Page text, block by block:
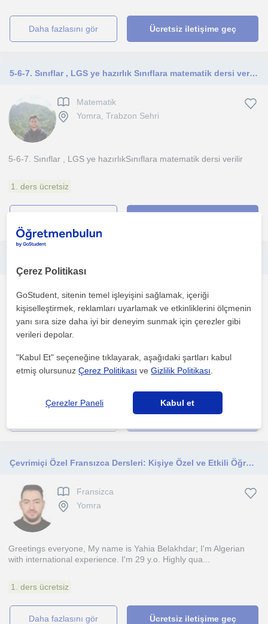
daha fazlasını gör Ücretsiz iletişime geç
5-6-7. Sınıflar , LGS ye hazırlık Sınıflara matematik dersi verilir
Matematik
Yomra, Trabzon Sehri
5-6-7. Sınıflar , LGS ye hazırlıkSınıflara matematik dersi verilir
1. ders ücretsiz
Ingilizce
Yomra
kademelerde öğrencilere eğitim verdim ve sınavla...
Çevrimiçi Özel Fransızca Dersleri: Kişiye Özel ve Etkili Öğrenme Deneyimi!
Fransizca
Yomra
Greetings everyone, My name is Yahia Belakhdar; I'm Algerian
with international experience. I'm 29 y.o. Highly qua...
1. ders ücretsiz
daha fazlasını gör Ücretsiz iletişime geç
Çerez Politikası
GoStudent, sitenin temel işleyişini sağlamak, içeriği
kişiselleştirmek, reklamları uyarlamak ve etkinliklerini ölçmenin
yanı sıra size daha iyi bir deneyim sunmak için çerezler gibi
verileri depolar.
"Kabul Et" seçeneğine tıklayarak, aşağıdaki şartları kabul
etmiş olursunuzÇerez Politikası veGizlilik Politikası
Çerezler Paneli Kabul et